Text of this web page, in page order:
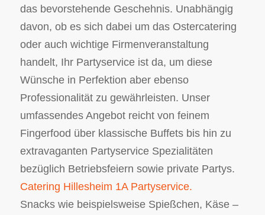
das bevorstehende Geschehnis. Unabhängig
davon, ob es sich dabei um das Ostercatering
oder auch wichtige Firmenveranstaltung
handelt, Ihr Partyservice ist da, um diese
Wünsche in Perfektion aber ebenso
Professionalität zu gewährleisten. Unser
umfassendes Angebot reicht von feinem
Fingerfood über klassische Buffets bis hin zu
extravaganten Partyservice Spezialitäten
bezüglich Betriebsfeiern sowie private Partys.
Catering Hillesheim 1A Partyservice.
Snacks wie beispielsweise Spießchen, Käse –